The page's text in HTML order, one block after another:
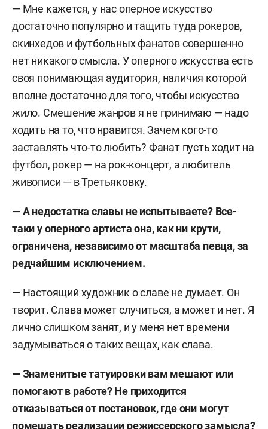
— Мне кажется, у нас оперное искусство
достаточно популярно и тащить туда рокеров,
скинхедов и футбольных фанатов совершенно
нет никакого смысла. У оперного искусства есть
своя понимающая аудитория, наличия которой
вполне достаточно для того, чтобы искусство
жило. Смешение жанров я не принимаю — надо
ходить на то, что нравится. Зачем кого-то
заставлять что-то любить? Фанат пусть ходит на
футбол, рокер — на рок-концерт, а любитель
живописи — в Третьяковку.
— А недостатка славы не испытываете? Все-
таки у оперного артиста она, как ни крути,
ограничена, независимо от масштаба певца, за
редчайшим исключением.
— Настоящий художник о славе не думает. Он
творит. Слава может случиться, а может и нет. Я
лично слишком занят, и у меня нет времени
задумываться о таких вещах, как слава.
— Знаменитые татуировки вам мешают или
помогают в работе? Не приходится
отказываться от постановок, где они могут
помешать реализации режиссерского замысла?